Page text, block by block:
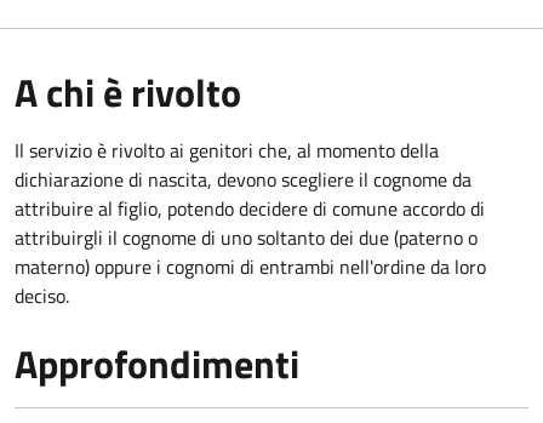
A chi è rivolto
Il servizio è rivolto ai genitori che, al momento della
dichiarazione di nascita, devono scegliere il cognome da
attribuire al figlio, potendo decidere di comune accordo di
attribuirgli il cognome di uno soltanto dei due (paterno o
materno) oppure i cognomi di entrambi nell'ordine da loro
deciso.
Approfondimenti